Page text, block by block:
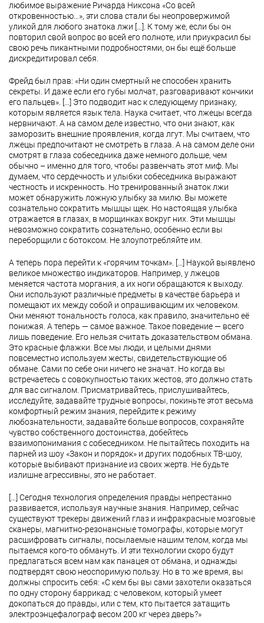
любимое выражение Ричарда Никсона «Со всей
откровенностью…», эти слова стали бы неопровержимой
уликой для любого знатока лжи […]. К тому же, если бы он
повторил свой вопрос во всей его полноте, или приукрасил бы
свою речь пикантными подробностями, он бы ещё больше
дискредитировал себя.
Фрейд был прав: «Ни один смертный не способен хранить
секреты. И даже если его губы молчат, разговаривают кончики
его пальцев». […] Это подводит нас к следующему признаку,
которым является язык тела. Наука считает, что лжецы всегда
нервничают. А на самом деле известно, что они знают, как
заморозить внешние проявления, когда лгут. Мы считаем, что
лжецы предпочитают не смотреть в глаза. А на самом деле они
смотрят в глаза собеседника даже немного дольше, чем
обычно – именно для того, чтобы развенчать этот миф. Мы
думаем, что сердечность и улыбки собеседника выражают
честность и искренность. Но тренированный знаток лжи
может обнаружить ложную улыбку за милю. Вы можете
сознательно сократить мышцы щек. Но настоящая улыбка
отражается в глазах, в морщинках вокруг них. Эти мышцы
невозможно сократить сознательно, особенно если вы
переборщили с ботоксом. Не злоупотребляйте им.
А теперь пора перейти к «горячим точкам». […] Наукой выявлено
великое множество индикаторов. Например, у лжецов
меняется частота моргания, а их ноги обращаются к выходу.
Они используют различные предметы в качестве барьера и
помещают их между собой и опрашивающим их человеком.
Они меняют тональность голоса, как правило, значительно её
понижая. А теперь — самое важное. Такое поведение — всего
лишь поведение. Его нельзя считать доказательством обмана.
Это красные флажки. Все мы люди, и целыми днями
повсеместно используем жесты, свидетельствующие об
обмане. Сами по себе они ничего не значат. Но когда вы
встречаетесь с совокупностью таких жестов, это должно стать
для вас сигналом. Присматривайтесь, прислушивайтесь,
исследуйте, задавайте трудные вопросы, покиньте этот весьма
комфортный режим знания, перейдите к режиму
любознательности, задавайте больше вопросов, сохраняйте
чувство собственного достоинства, добейтесь
взаимопонимания с собеседником. Не пытайтесь походить на
парней из шоу «Закон и порядок» и других подобных ТВ-шоу,
которые выбивают признание из своих жертв. Не будьте
излишне агрессивны, это не работает.
[…] Сегодня технология определения правды непрестанно
развивается, используя научные знания. Например, сейчас
существуют трекеры движений глаз и инфракрасные мозговые
сканеры, магнитно-резонансные томографы, которые могут
расшифровать сигналы, посылаемые нашим телом, когда мы
пытаемся кого-то обмануть. И эти технологии скоро будут
предлагаться всем нам как панацея от обмана, и однажды
подтвердят свою неоспоримую пользу. Но в то же время, вы
должны спросить себя: «С кем бы вы сами захотели оказаться
по одну сторону баррикад: с человеком, который умеет
докопаться до правды, или с тем, кто пытается затащить
электроэнцефалограф весом 200 кг через дверь?»